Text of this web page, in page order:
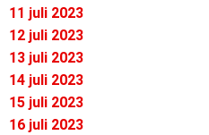
11 juli 2023
12 juli 2023
13 juli 2023
14 juli 2023
15 juli 2023
16 juli 2023